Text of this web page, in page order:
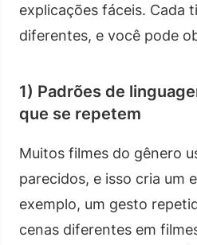
explicações fáceis. Cada
diferentes, e você pode
1) Padrões de
que se repetem
Muitos filmes do gênero
parecidos, e isso cria um
exemplo, um gesto
cenas diferentes em